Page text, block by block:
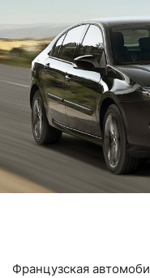
Французская